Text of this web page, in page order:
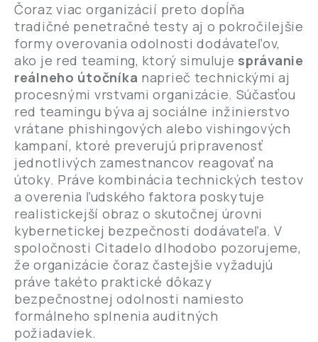
Čoraz viac organizácií preto dopĺňa
tradičné penetračné testy aj o pokročilejšie
formy overovania odolnosti dodávateľov,
ako je red teaming, ktorý simuluje správanie
reálneho útočníka naprieč technickými aj
procesnými vrstvami organizácie. Súčasťou
red teamingu býva aj sociálne inžinierstvo
vrátane phishingových alebo vishingových
kampaní, ktoré preverujú pripravenosť
jednotlivých zamestnancov reagovať na
útoky. Práve kombinácia technických testov
a overenia ľudského faktora poskytuje
realistickejší obraz o skutočnej úrovni
kybernetickej bezpečnosti dodávateľa. V
spoločnosti Citadelo dlhodobo pozorujeme,
že organizácie čoraz častejšie vyžadujú
práve takéto praktické dôkazy
bezpečnostnej odolnosti namiesto
formálneho splnenia auditných
požiadaviek.